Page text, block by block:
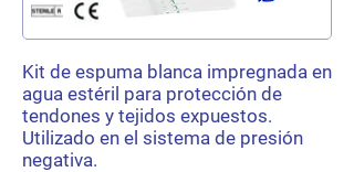
Kit de espuma blanca impregnada en
agua estéril para protección de
tendones y tejidos expuestos.
Utilizado en el sistema de presión
negativa.